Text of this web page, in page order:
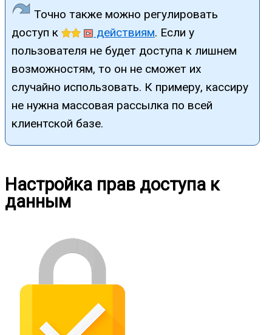
Точно также можно регулировать
доступ к
действиям. Если у
пользователя не будет доступа к лишнем
возможностям, то он не сможет их
случайно использовать. К примеру, кассиру
не нужна массовая рассылка по всей
клиентской базе.
Настройка прав доступа к
данным